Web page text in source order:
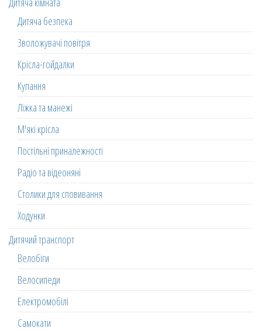
Дитяча безпека
Зволожувачі повітря
Крісла-гойдалки
Купання
Ліжка та манежі
М'які крісла
Постільні приналежності
Радіо та відеоняні
Столики для сповивання
Ходунки
Дитячий транспорт
Велобіги
Велосипеди
Електромобілі
Самокати